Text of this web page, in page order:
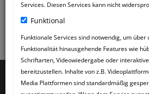
Services. Diesen Services kann nicht
Funktional
Funktionale Services sind notwendig, um über
Funktionalität hinausgehende Features wie
Schriftarten, Videowiedergabe oder
bereitzustellen. Inhalte von z.B.
Media Plattformen sind standardmäßig
©2026 Orlando Partyservice |Datenschutz|Cookie-
| Development & Design by